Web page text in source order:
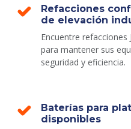
Refacciones
de elevación
Encuentre refacciones
para mantener sus
seguridad y eficiencia.
Baterías para
disponibles